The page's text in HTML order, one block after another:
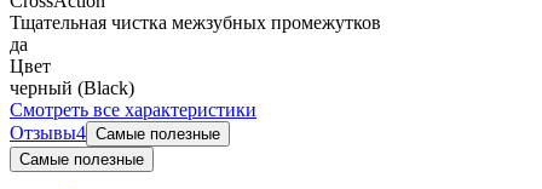
Тщательная чистка межзубных промежутков
да
Цвет
черный (Black)
Смотреть все характеристики
Отзывы4 Самые полезные
Самые полезные